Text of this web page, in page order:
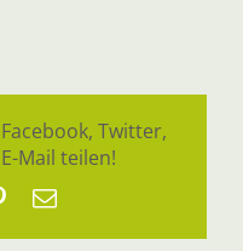
Twitter,
Mail teilen!
Pinterest
E-